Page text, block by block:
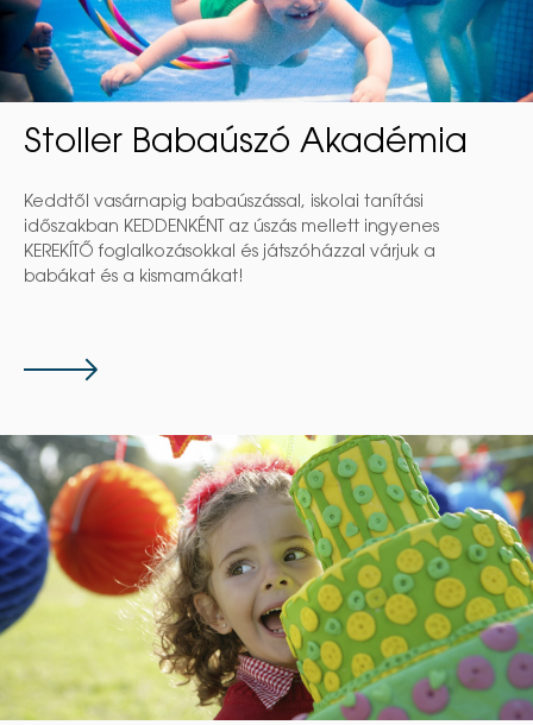
Stoller Babaúszó Akadémia
Keddtől vasárnapig babaúszással, iskolai tanítási
időszakban KEDDENKÉNT az úszás mellett ingyenes
KEREKÍTŐ foglalkozásokkal és játszóházzal várjuk a
babákat és a kismamákat!
Tovább